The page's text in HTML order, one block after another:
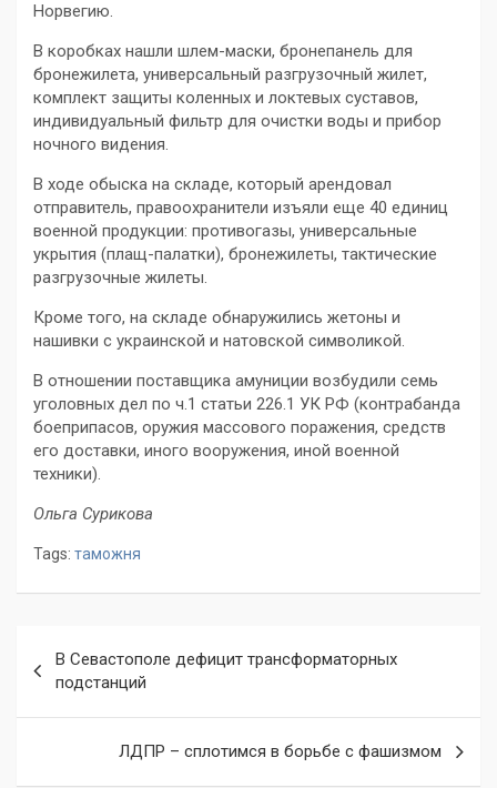
Норвегию.
В коробках нашли шлем-маски, бронепанель для
бронежилета, универсальный разгрузочный жилет,
комплект защиты коленных и локтевых суставов,
индивидуальный фильтр для очистки воды и прибор
ночного видения.
В ходе обыска на складе, который арендовал
отправитель, правоохранители изъяли еще 40 единиц
военной продукции: противогазы, универсальные
укрытия (плащ-палатки), бронежилеты, тактические
разгрузочные жилеты.
Кроме того, на складе обнаружились жетоны и
нашивки с украинской и натовской символикой.
В отношении поставщика амуниции возбудили семь
уголовных дел по ч.1 статьи 226.1 УК РФ (контрабанда
боеприпасов, оружия массового поражения, средств
его доставки, иного вооружения, иной военной
техники).
Ольга Сурикова
Tags: таможня
по
записям
В Севастополе дефицит трансформаторных
подстанций
ЛДПР – сплотимся в борьбе с фашизмом